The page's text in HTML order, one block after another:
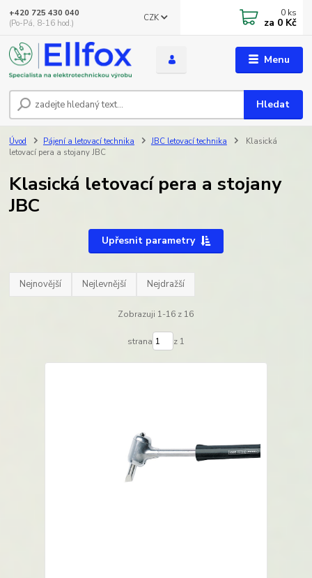
Menu
CZK
Hledat
+420 725 430 040
(Po-Pá, 8-16 hod.)
0 ks
za 0 Kč
Úvod Pájení a letovací technika JBC letovací technika
Klasická
letovací pera a stojany JBC
Klasická letovací pera a stojany
JBC
Upřesnit parametry
Nejnovější Nejlevnější Nejdražší
Zobrazuji 1-16 z 16
strana z 1